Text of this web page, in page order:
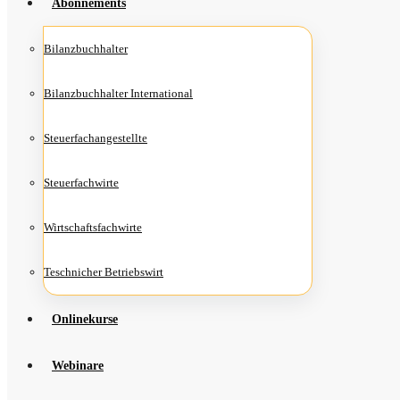
Abon­ne­ments
Bilanz­buch­hal­ter
Bilanz­buch­hal­ter International
Steu­er­fach­an­ge­stell­te
Steu­er­fach­wir­te
Wirt­schafts­fach­wir­te
Teschni­cher Betriebswirt
Online­kur­se
Web­i­na­re